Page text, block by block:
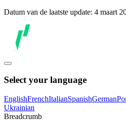
Datum van de laatste update: 4 maart
Select your language
EnglishFrenchItalianSpanishGerman
Ukrainian
Breadcrumb